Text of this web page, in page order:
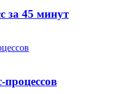
за 45 минут
процессов